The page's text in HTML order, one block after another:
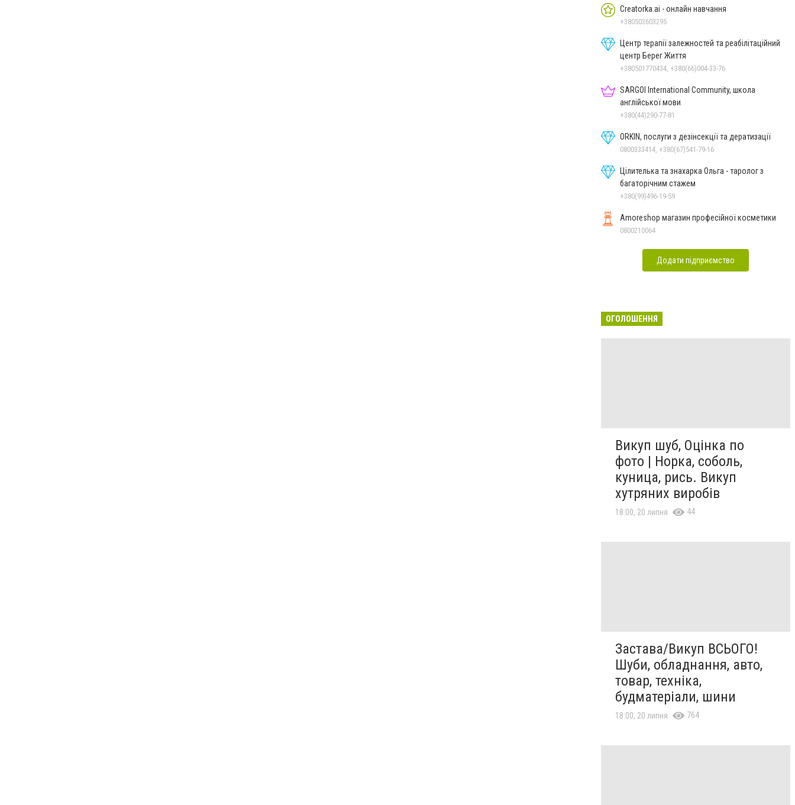
Creatorka.ai - онлайн навчання
+380503603295
Центр терапії залежностей та реабілітаційний
центр Берег Життя
+380501770434, +380(66)004-33-76
SARGOI International Community, школа
англійської мови
+380(44)290-77-81
ORKIN, послуги з дезінсекції та дератизації
0800333414, +380(67)541-79-16
Цілителька та знахарка Ольга - таролог з
багаторічним стажем
+380(99)496-19-59
Amoreshop магазин професійної косметики
0800210064
Додати підприємство
ОГОЛОШЕННЯ
Викуп шуб, Оцінка по
фото | Норка, соболь,
куница, рись. Викуп
хутряних виробів
18:00, 20 липня 44
Застава/Викуп ВСЬОГО!
Шуби, обладнання, авто,
товар, техніка,
будматеріали, шини
18:00, 20 липня 764